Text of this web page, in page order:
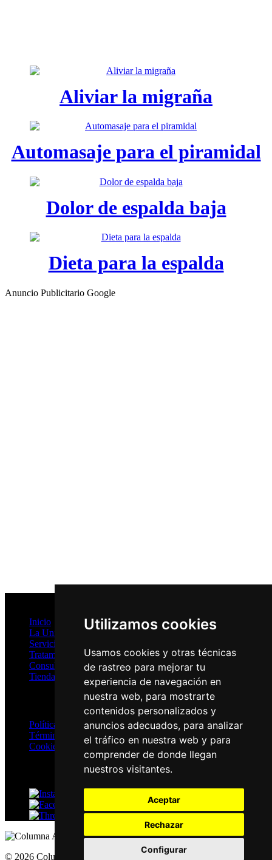
Utilizamos cookies
Usamos cookies y otras técnicas
de rastreo para mejorar tu
experiencia de navegación en
nuestra web, para mostrarte
contenidos personalizados y
anuncios adecuados, para analizar
el tráfico en nuestra web y para
comprender de donde llegan
nuestros visitantes.
Aceptar
Rechazar
Configurar
Aliviar la migraña
Automasaje para el piramidal
Dolor de espalda baja
Dieta para la espalda
Anuncio Publicitario Google
Inicio
La Unidad
Servicios
Tratamientos
Consultas Online
Tienda
Política de Privacidad
Términos y Condiciones
Cookies
Threads
© 2026 ColumnaActiva.com | Todos los derechos reservados |